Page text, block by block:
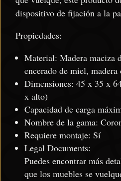
dispositivo de fijación a la
Propiedades:
Material: Madera maciza
encerado de miel,
Dimensiones: 45 x 35 x
x alto)
Capacidad de carga
Nombre de la gama:
Requiere montaje: Sí
Legal Documents:
Puedes encontrar más
que los muebles se